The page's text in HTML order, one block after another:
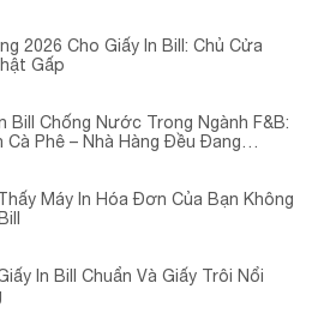
2026 Cho Giấy In Bill: Chủ Cửa
Gấp
Bill Chống Nước Trong Ngành F&B:
Cà Phê – Nhà Hàng Đều Đang
Máy In Hóa Đơn Của Bạn Không
In Bill Chuẩn Và Giấy Trôi Nổi